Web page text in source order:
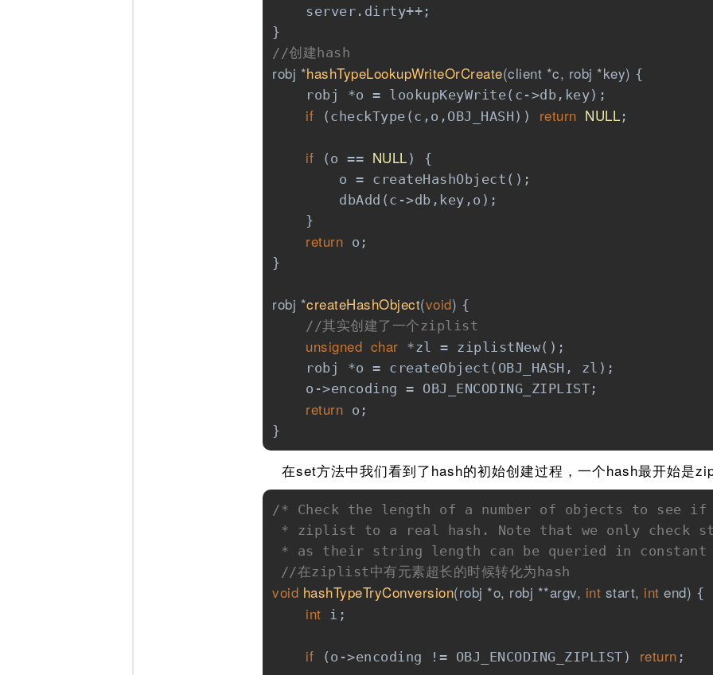
server.dirty++;
//创建hash
robj *hashTypeLookupWriteOrCreate(client *c, robj *key) {
robj *o = lookupKeyWrite(c->db,key);
if (checkType(c,o,OBJ_HASH)) return NULL ;
if (o == NULL ) {
o = createHashObject();
dbAdd(c->db,key,o);
}
return o;
}
robj *createHashObject(void) {
//其实创建了一个ziplist
unsigned char *zl = ziplistNew();
robj *o = createObject(OBJ_HASH, zl);
o->encoding = OBJ_ENCODING_ZIPLIST;
return o;
}
在set方法中我们看到了hash的初始创建过程，一个hash最开始是
/* Check the length of a number of objects to see if
* ziplist to a real hash. Note that we only check
* as their string length can be queried in
//在ziplist中有元素超长的时候转化为hash
void hashTypeTryConversion(robj *o, robj **argv, int start, int end) {
int i;
if (o->encoding != OBJ_ENCODING_ZIPLIST) return ;